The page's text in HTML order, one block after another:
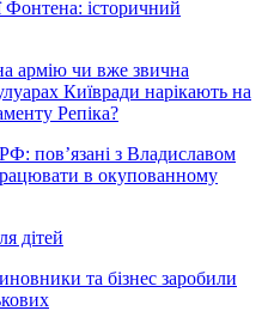
Фонтена: історичний
армію чи вже звична
Київради нарікають на
Репіка?
пов’язані з Владиславом
в окупованному
дітей
та бізнес заробили